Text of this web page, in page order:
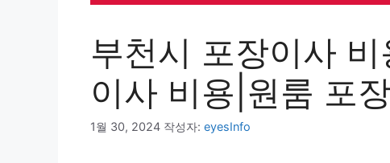
부천시 포장이사
이사 비용|원룸 포
1월 30, 2024 작성자: eyesInfo